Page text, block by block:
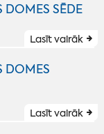
DOMES SĒDE
Lasīt vairāk
DOMES
Lasīt vairāk